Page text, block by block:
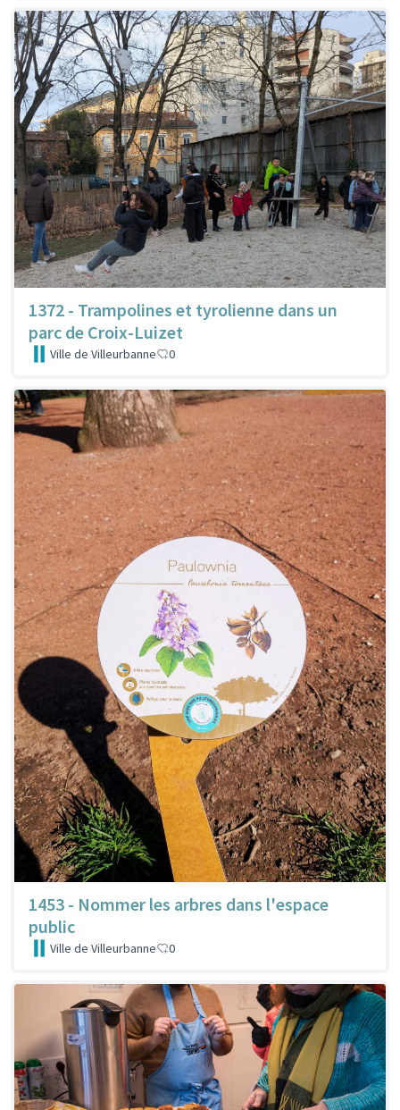
1372 - Trampolines et tyrolienne dans un
parc de Croix-Luizet
Ville de Villeurbanne 0
1453 - Nommer les arbres dans l'espace
public
Ville de Villeurbanne 0